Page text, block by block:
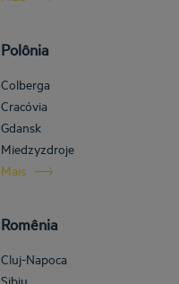
Polônia
Colberga
Cracóvia
Gdansk
Miedzyzdroje
Mais
Romênia
Cluj-Napoca
Sibiu